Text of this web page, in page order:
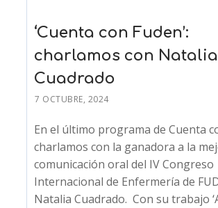
‘Cuenta con Fuden’:
charlamos con Natalia
Cuadrado
7 OCTUBRE, 2024
En el último programa de Cuenta
charlamos con la ganadora a la
comunicación oral del IV Congreso
Internacional de Enfermería de
Natalia Cuadrado. Con su trabajo